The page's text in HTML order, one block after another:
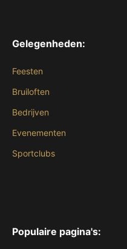
Gelegenheden:
Feesten
Bruiloften
Bedrijven
Evenementen
Sportclubs
Populaire pagina's: